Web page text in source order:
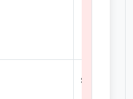
sing. ou